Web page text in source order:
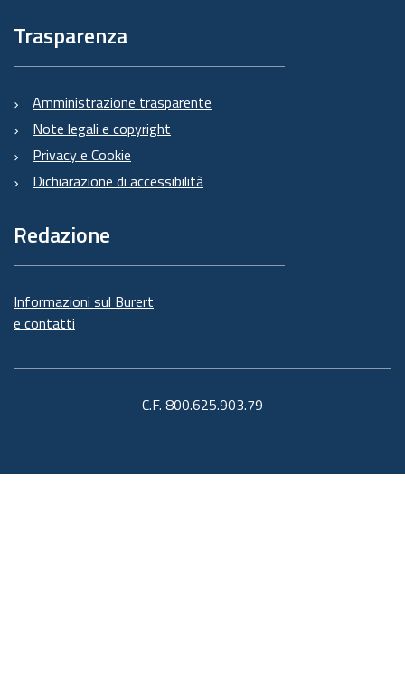
Trasparenza
Amministrazione trasparente
Note legali e copyright
Privacy e Cookie
Dichiarazione di accessibilità
Redazione
Informazioni sul Burert
e contatti
C.F. 800.625.903.79